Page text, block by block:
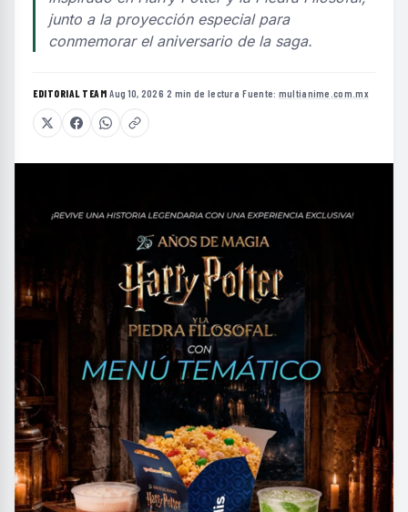
junto a la proyección especial para
conmemorar el aniversario de la saga.
EDITORIAL TEAM·Aug 10, 2026·2 min de lectura·Fuente: multianime.com.mx